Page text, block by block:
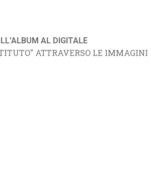
AL DIGITALE
ATTRAVERSO LE IMMAGINI